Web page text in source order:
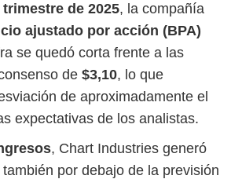
de 2025, la compañía
ajustado por acción (BPA)
se quedó corta frente a las
de $3,10, lo que
de aproximadamente el
expectativas de los analistas.
, Chart Industries generó
también por debajo de la previsión